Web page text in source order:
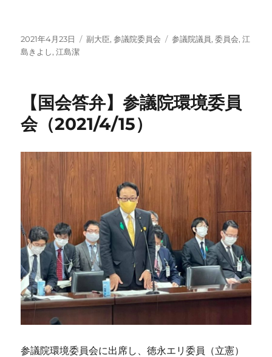
投
稿
2021年4月23日
カ
副大臣,参議院委員会
タ
参議院議員,委員会,江
島きよし,江島潔
【国会答弁】参議院環境委員
会（2021/4/15）
参議院環境委員会に出席し、徳永エリ委員（立憲）